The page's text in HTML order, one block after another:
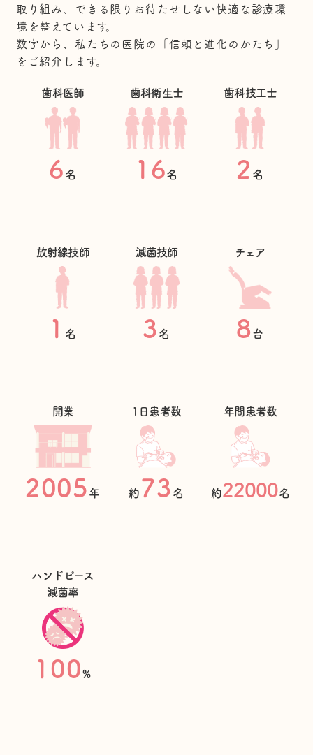
取り組み、できる限りお待たせしない快適な診療環
境を整えています。
数字から、私たちの医院の「信頼と進化のかたち」
をご紹介します。
歯科医師
6名
歯科衛生士
16名
歯科技工士
2 名
放射線技師
1 名
滅菌技師
3名
チェア
8台
開業
2005年
1日患者数
約73名
年間患者数
約22000名
ハンドピース
滅菌率
100%